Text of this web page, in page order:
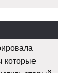
которые